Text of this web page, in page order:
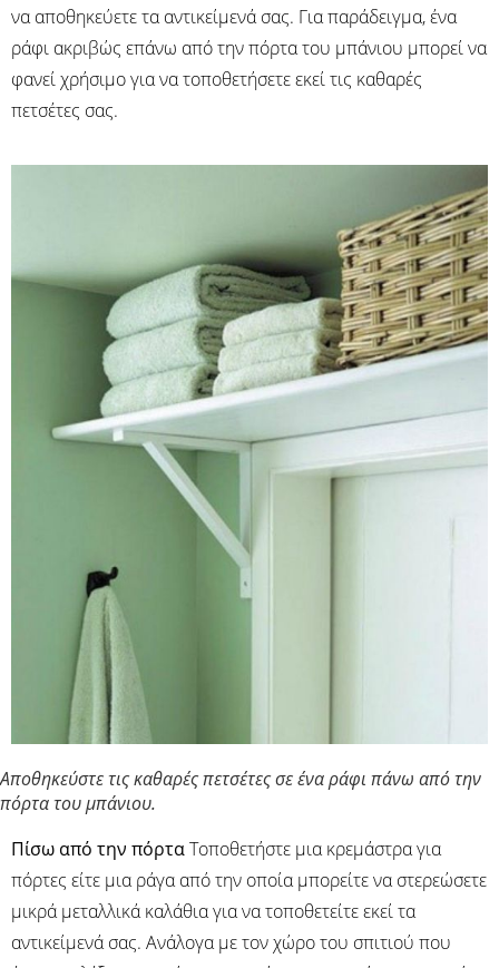
να αποθηκεύετε τα αντικείμενά σας. Για παράδειγμα, ένα
ράφι ακριβώς επάνω από την πόρτα του μπάνιου μπορεί να
φανεί χρήσιμο για να τοποθετήσετε εκεί τις καθαρές
πετσέτες σας.
Αποθηκεύστε τις καθαρές πετσέτες σε ένα ράφι πάνω από την
πόρτα του μπάνιου.
Πίσω από την πόρταΤοποθετήστε μια κρεμάστρα για
πόρτες είτε μια ράγα από την οποία μπορείτε να στερεώσετε
μικρά μεταλλικά καλάθια για να τοποθετείτε εκεί τα
αντικείμενά σας. Ανάλογα με τον χώρο του σπιτιού που